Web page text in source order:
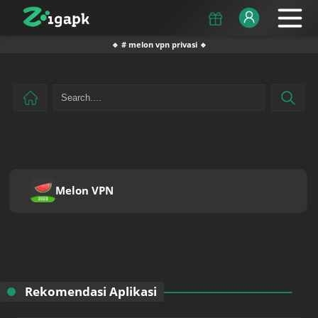
🔹 # melon vpn privasi 🔹
Melon VPN
Rekomendasi Aplikasi